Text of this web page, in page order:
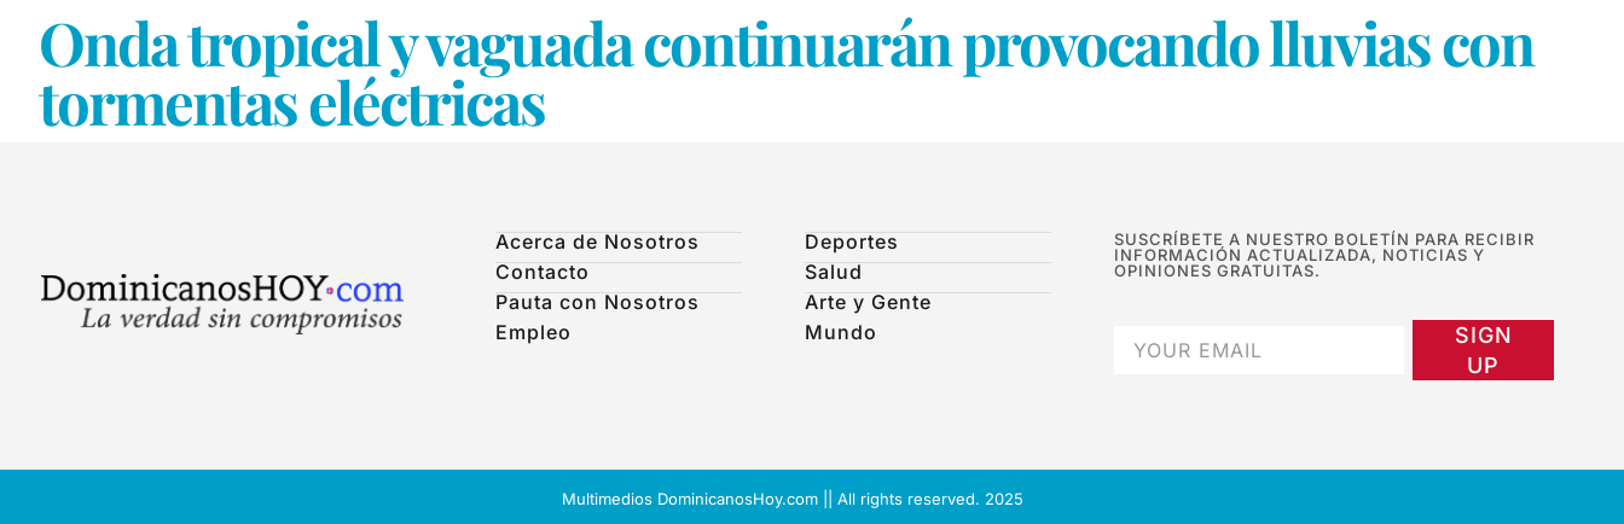
Onda tropical y vaguada continuarán provocando lluvias con
tormentas eléctricas
Acerca de Nosotros
Contacto
Pauta con Nosotros
Empleo
Deportes
Salud
Arte y Gente
Mundo
SUSCRÍBETE A NUESTRO BOLETÍN PARA RECIBIR
INFORMACIÓN ACTUALIZADA, NOTICIAS Y
OPINIONES GRATUITAS.
SIGN
UP
Multimedios DominicanosHoy.com || All rights reserved. 2025